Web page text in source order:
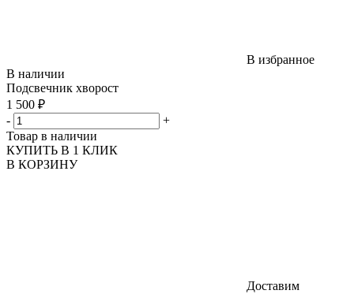
В избранное
В наличии
Подсвечник хворост
1 500 ₽
-
+
Товар в наличии
КУПИТЬ В 1 КЛИК
В КОРЗИНУ
Доставим